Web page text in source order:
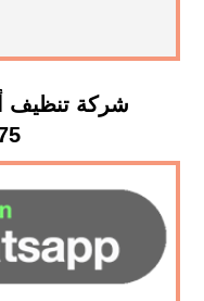
شركة تنظيف